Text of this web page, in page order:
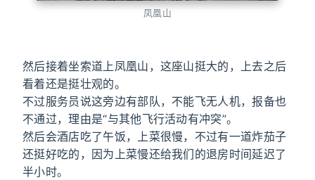
凤凰山
然后接着坐索道上凤凰山，这座山挺大的，上去之后
看着还是挺壮观的。
不过服务员说这旁边有部队，不能飞无人机，报备也
不通过，理由是“与其他飞行活动有冲突”。
然后会酒店吃了午饭，上菜很慢，不过有一道炸茄子
还挺好吃的，因为上菜慢还给我们的退房时间延迟了
半小时。